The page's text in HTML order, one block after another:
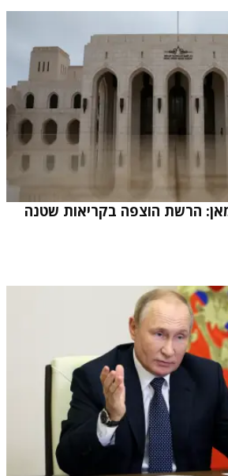
הרשת הוצפה בקריאות שטנה